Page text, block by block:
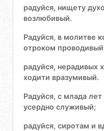
радуйся, нищету
возлюбивый.
Радуйся, в молитве
отроком
радуйся, нерадивых
ходити вразумивый.
Радуйся, с млада
усердно служивый;
радуйся, сиротам и